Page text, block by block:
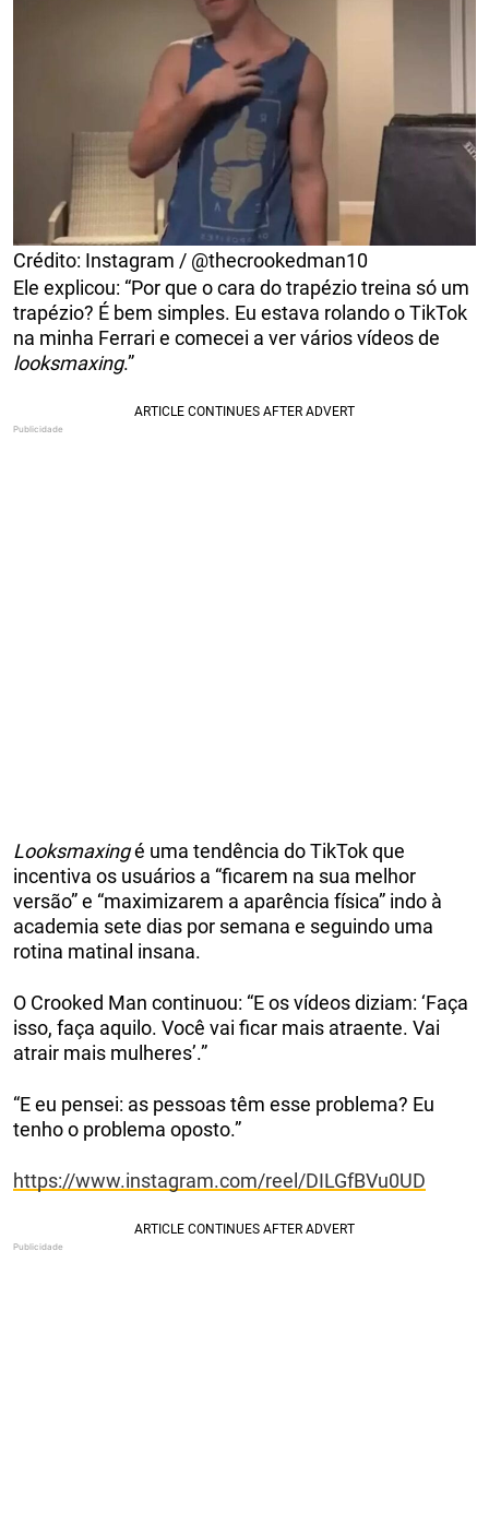
Crédito: Instagram / @thecrookedman10
Ele explicou: “Por que o cara do trapézio treina só um
trapézio? É bem simples. Eu estava rolando o TikTok
na minha Ferrari e comecei a ver vários vídeos de
looksmaxing.”
Looksmaxingé uma tendência do TikTok que
incentiva os usuários a “ficarem na sua melhor
versão” e “maximizarem a aparência física” indo à
academia sete dias por semana e seguindo uma
rotina matinal insana.
O Crooked Man continuou: “E os vídeos diziam: ‘Faça
isso, faça aquilo. Você vai ficar mais atraente. Vai
atrair mais mulheres’.”
“E eu pensei: as pessoas têm esse problema? Eu
tenho o problema oposto.”
https://www.instagram.com/reel/DILGfBVu0UD